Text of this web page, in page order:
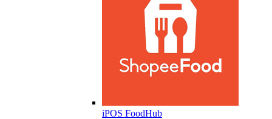
iPOS FoodHub